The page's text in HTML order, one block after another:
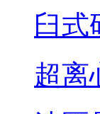
臼式
超离